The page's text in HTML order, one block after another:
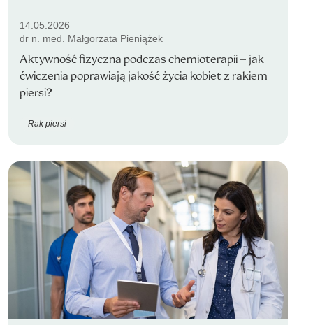
14.05.2026
dr n. med. Małgorzata Pieniążek
Aktywność fizyczna podczas chemioterapii – jak
ćwiczenia poprawiają jakość życia kobiet z rakiem
piersi?
Rak piersi